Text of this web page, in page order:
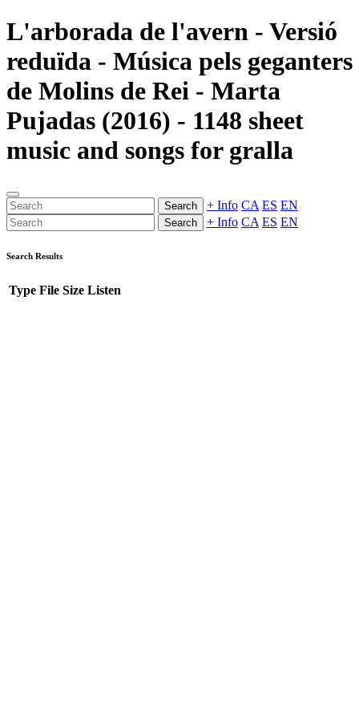
L'arborada de l'avern - Versió
reduïda - Música pels geganters
de Molins de Rei - Marta
Pujadas (2016) - 1148 sheet
music and songs for gralla
Search + Info CA ES EN
Search + Info CA ES EN
Search Results
Type File Size Listen